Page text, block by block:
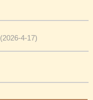
(2026-4-17)